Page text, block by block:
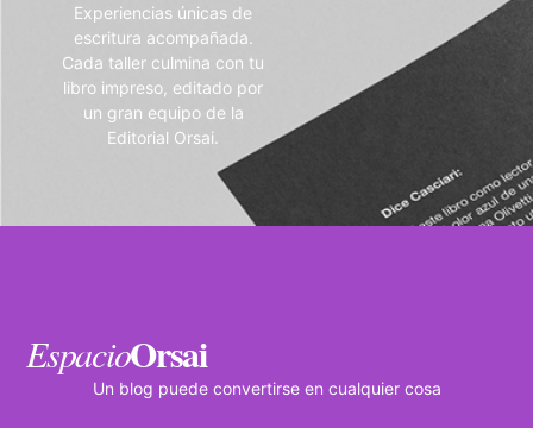
Experiencias únicas de
escritura acompañada.
Cada taller culmina con tu
libro impreso, editado por
un gran equipo de la
Editorial Orsai.
EspacioOrsai
Un blog puede convertirse en cualquier cosa